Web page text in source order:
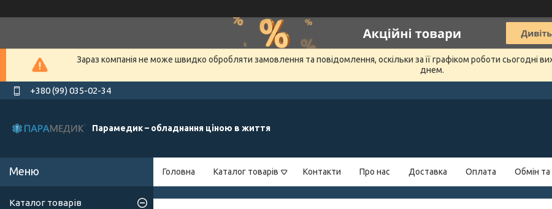
Зараз компанія не може швидко обробляти замовлення та повідомлення, оскільки за її графіком роботи сьогодні
днем.
+380 (99) 035-02-34
Парамедик – обладнання ціною в життя
Головна Каталог товарів Контакти Про нас Доставка Оплата Обмін
Каталог товарів